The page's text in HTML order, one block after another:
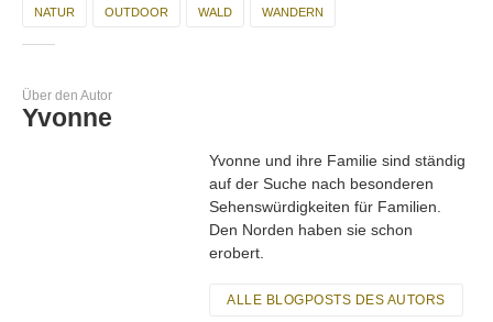
NATUR OUTDOOR WALD WANDERN
Über den Autor
Yvonne
Yvonne und ihre Familie sind ständig
auf der Suche nach besonderen
Sehenswürdigkeiten für Familien.
Den Norden haben sie schon
erobert.
ALLE BLOGPOSTS DES AUTORS